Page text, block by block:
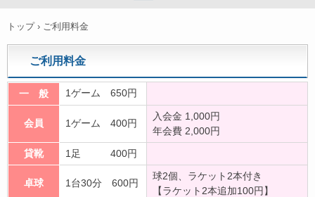
トップ › ご利用料金
ご利用料金
一 般 1ゲーム 650円
会員 1ゲーム 400円
入会金 1,000円
年会費 2,000円
貸靴
1足 400円
卓球 1台30分 600円
球2個、ラケット2本付き
【ラケット2本追加100円】